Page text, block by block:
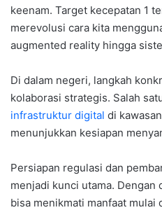
keenam. Target kecepatan 1
merevolusi cara kita
augmented reality hingga
Di dalam negeri, langkah
kolaborasi strategis. Salah
infrastruktur digital di
menunjukkan kesiapan
Persiapan regulasi dan
menjadi kunci utama. Dengan
bisa menikmati manfaat